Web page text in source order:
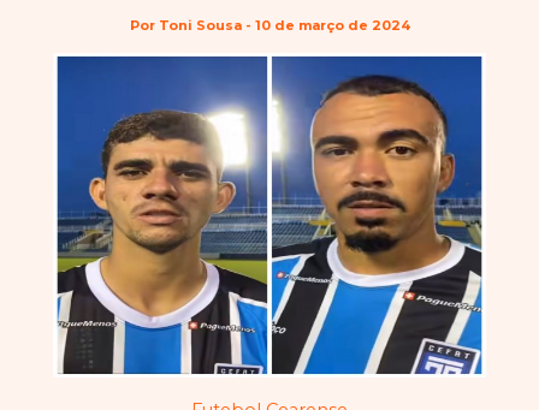
Por Toni Sousa - 10 de março de 2024